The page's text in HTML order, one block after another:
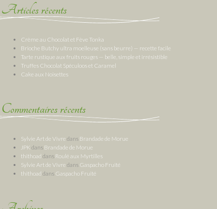
Articles récents
Crème au Chocolat et Fève Tonka
Brioche Butchy ultra moelleuse (sans beurre) — recette facile
Tarte rustique aux fruits rouges — belle, simple et irrésistible
Truffes Chocolat Spéculoos et Caramel
Cake aux Noisettes
Commentaires récents
Sylvie Art de Vivre dans Brandade de Morue
JPK dans Brandade de Morue
thithoad dans Roulé aux Myrtilles
Sylvie Art de Vivre dans Gaspacho Fruité
thithoad dans Gaspacho Fruité